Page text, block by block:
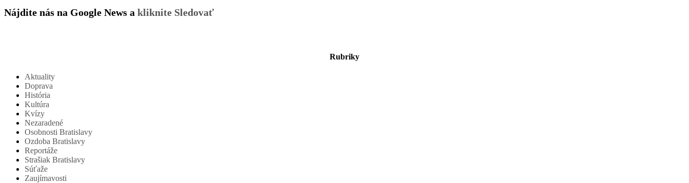
Nájdite nás na Google News a kliknite Sledovať
Rubriky
Aktuality
Doprava
História
Kultúra
Kvízy
Nezaradené
Osobnosti Bratislavy
Ozdoba Bratislavy
Reportáže
Strašiak Bratislavy
Súťaže
Zaujímavosti